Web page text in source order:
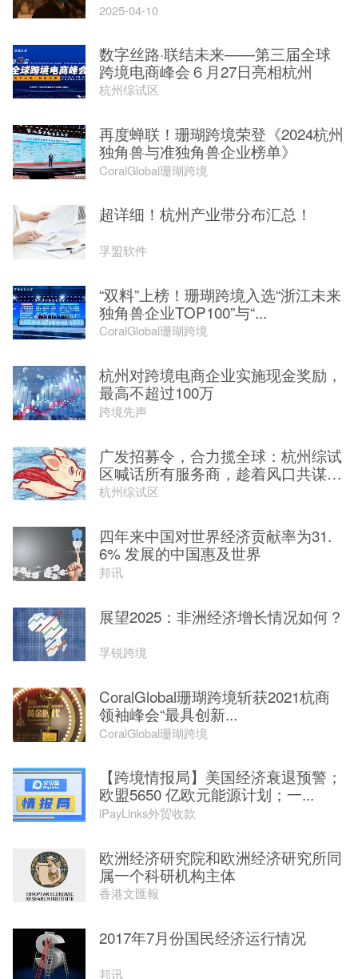
2025-04-10
数字丝路·联结未来——第三届全球
跨境电商峰会６月27日亮相杭州
杭州综试区
再度蝉联！珊瑚跨境荣登《2024杭州
独角兽与准独角兽企业榜单》
CoralGlobal珊瑚跨境
超详细！杭州产业带分布汇总！
孚盟软件
“双料”上榜！珊瑚跨境入选“浙江未来
独角兽企业TOP100”与“...
CoralGlobal珊瑚跨境
杭州对跨境电商企业实施现金奖励，
最高不超过100万
跨境先声
广发招募令，合力揽全球：杭州综试
区喊话所有服务商，趁着风口共谋
一...
杭州综试区
四年来中国对世界经济贡献率为31.
6% 发展的中国惠及世界
邦讯
展望2025：非洲经济增长情况如何？
孚锐跨境
CoralGlobal珊瑚跨境斩获2021杭商
领袖峰会“最具创新...
CoralGlobal珊瑚跨境
【跨境情报局】美国经济衰退预警；
欧盟5650 亿欧元能源计划；一...
iPayLinks外贸收款
欧洲经济研究院和欧洲经济研究所同
属一个科研机构主体
香港文匯報
2017年7月份国民经济运行情况
邦讯